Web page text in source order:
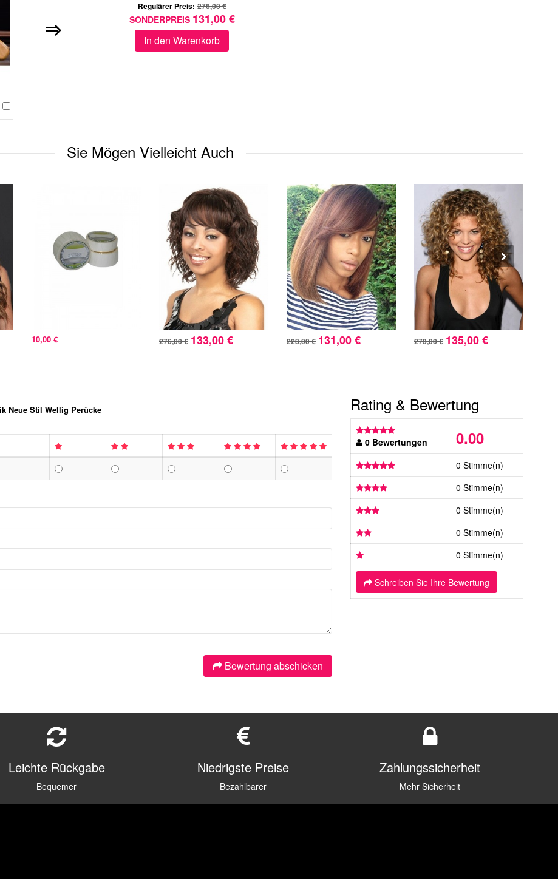
Regulärer Preis: 276,00 €
SONDERPREIS 131,00 €
In den Warenkorb
Sie Mögen Vielleicht Auch
10,00 € 276,00 € 133,00 € 223,00 € 131,00 € 273,00 € 135,00 €
Neue Stil Wellig Perücke
Bewertung abschicken
Rating & Bewertung
0 Bewertungen 0.00
0 Stimme(n)
0 Stimme(n)
0 Stimme(n)
0 Stimme(n)
0 Stimme(n)
Schreiben Sie Ihre Bewertung
Leichte Rückgabe
Bequemer
Niedrigste Preise
Bezahlbarer
Zahlungssicherheit
Mehr Sicherheit